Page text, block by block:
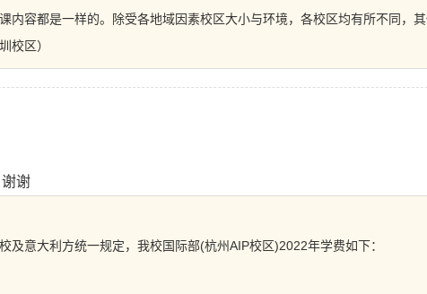
内容都是一样的。除受各地域因素校区大小与环境，各校区均有所不同，
校区）
谢
及意大利方统一规定，我校国际部(杭州AIP校区)2022年学费如下：